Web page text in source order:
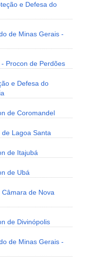
e Defesa do
de Minas Gerais -
Procon de Perdões
e Defesa do
de Coromandel
Lagoa Santa
de Itajubá
de Ubá
de Nova
de Divinópolis
de Minas Gerais -